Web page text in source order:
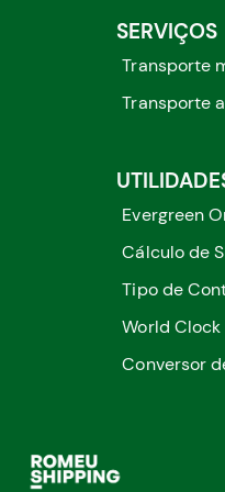
SERVIÇOS
Transporte
Transporte
Evergreen
Cálculo de
Tipo de
World Clock
Conversor